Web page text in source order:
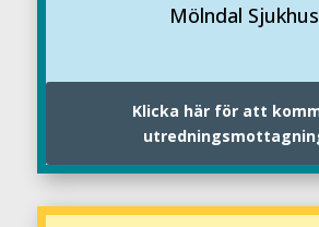
Mölndal Sjukhus
Klicka här för att